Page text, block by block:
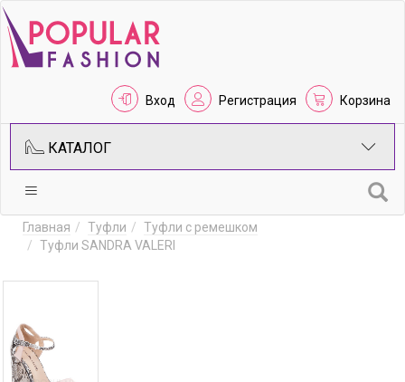
Вход Регистрация Корзина
КАТАЛОГ
Главная Туфли
Туфли с ремешком
Туфли SANDRA VALERI